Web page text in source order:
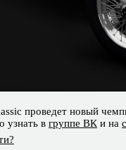
проведет новый
узнать в группе ВК и на